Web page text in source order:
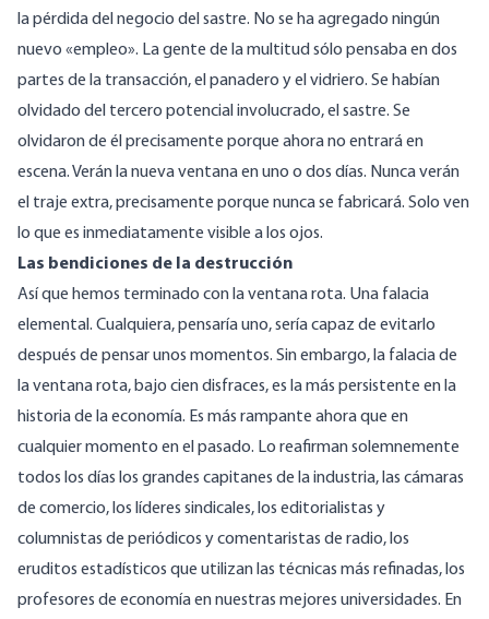
la pérdida del negocio del sastre. No se ha agregado ningún
nuevo «empleo». La gente de la multitud sólo pensaba en dos
partes de la transacción, el panadero y el vidriero. Se habían
olvidado del tercero potencial involucrado, el sastre. Se
olvidaron de él precisamente porque ahora no entrará en
escena. Verán la nueva ventana en uno o dos días. Nunca verán
el traje extra, precisamente porque nunca se fabricará. Solo ven
lo que es inmediatamente visible a los ojos.
Las bendiciones de la destrucción
Así que hemos terminado con la ventana rota. Una falacia
elemental. Cualquiera, pensaría uno, sería capaz de evitarlo
después de pensar unos momentos. Sin embargo, la falacia de
la ventana rota, bajo cien disfraces, es la más persistente en la
historia de la economía. Es más rampante ahora que en
cualquier momento en el pasado. Lo reafirman solemnemente
todos los días los grandes capitanes de la industria, las cámaras
de comercio, los líderes sindicales, los editorialistas y
columnistas de periódicos y comentaristas de radio, los
eruditos estadísticos que utilizan las técnicas más refinadas, los
profesores de economía en nuestras mejores universidades. En